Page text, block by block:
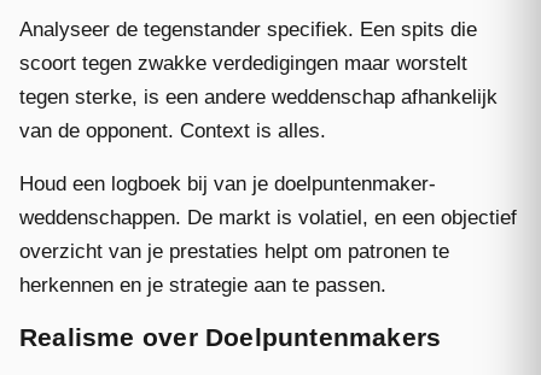
Analyseer de tegenstander specifiek. Een spits die
scoort tegen zwakke verdedigingen maar worstelt
tegen sterke, is een andere weddenschap afhankelijk
van de opponent. Context is alles.
Houd een logboek bij van je doelpuntenmaker-
weddenschappen. De markt is volatiel, en een objectief
overzicht van je prestaties helpt om patronen te
herkennen en je strategie aan te passen.
Realisme over Doelpuntenmakers